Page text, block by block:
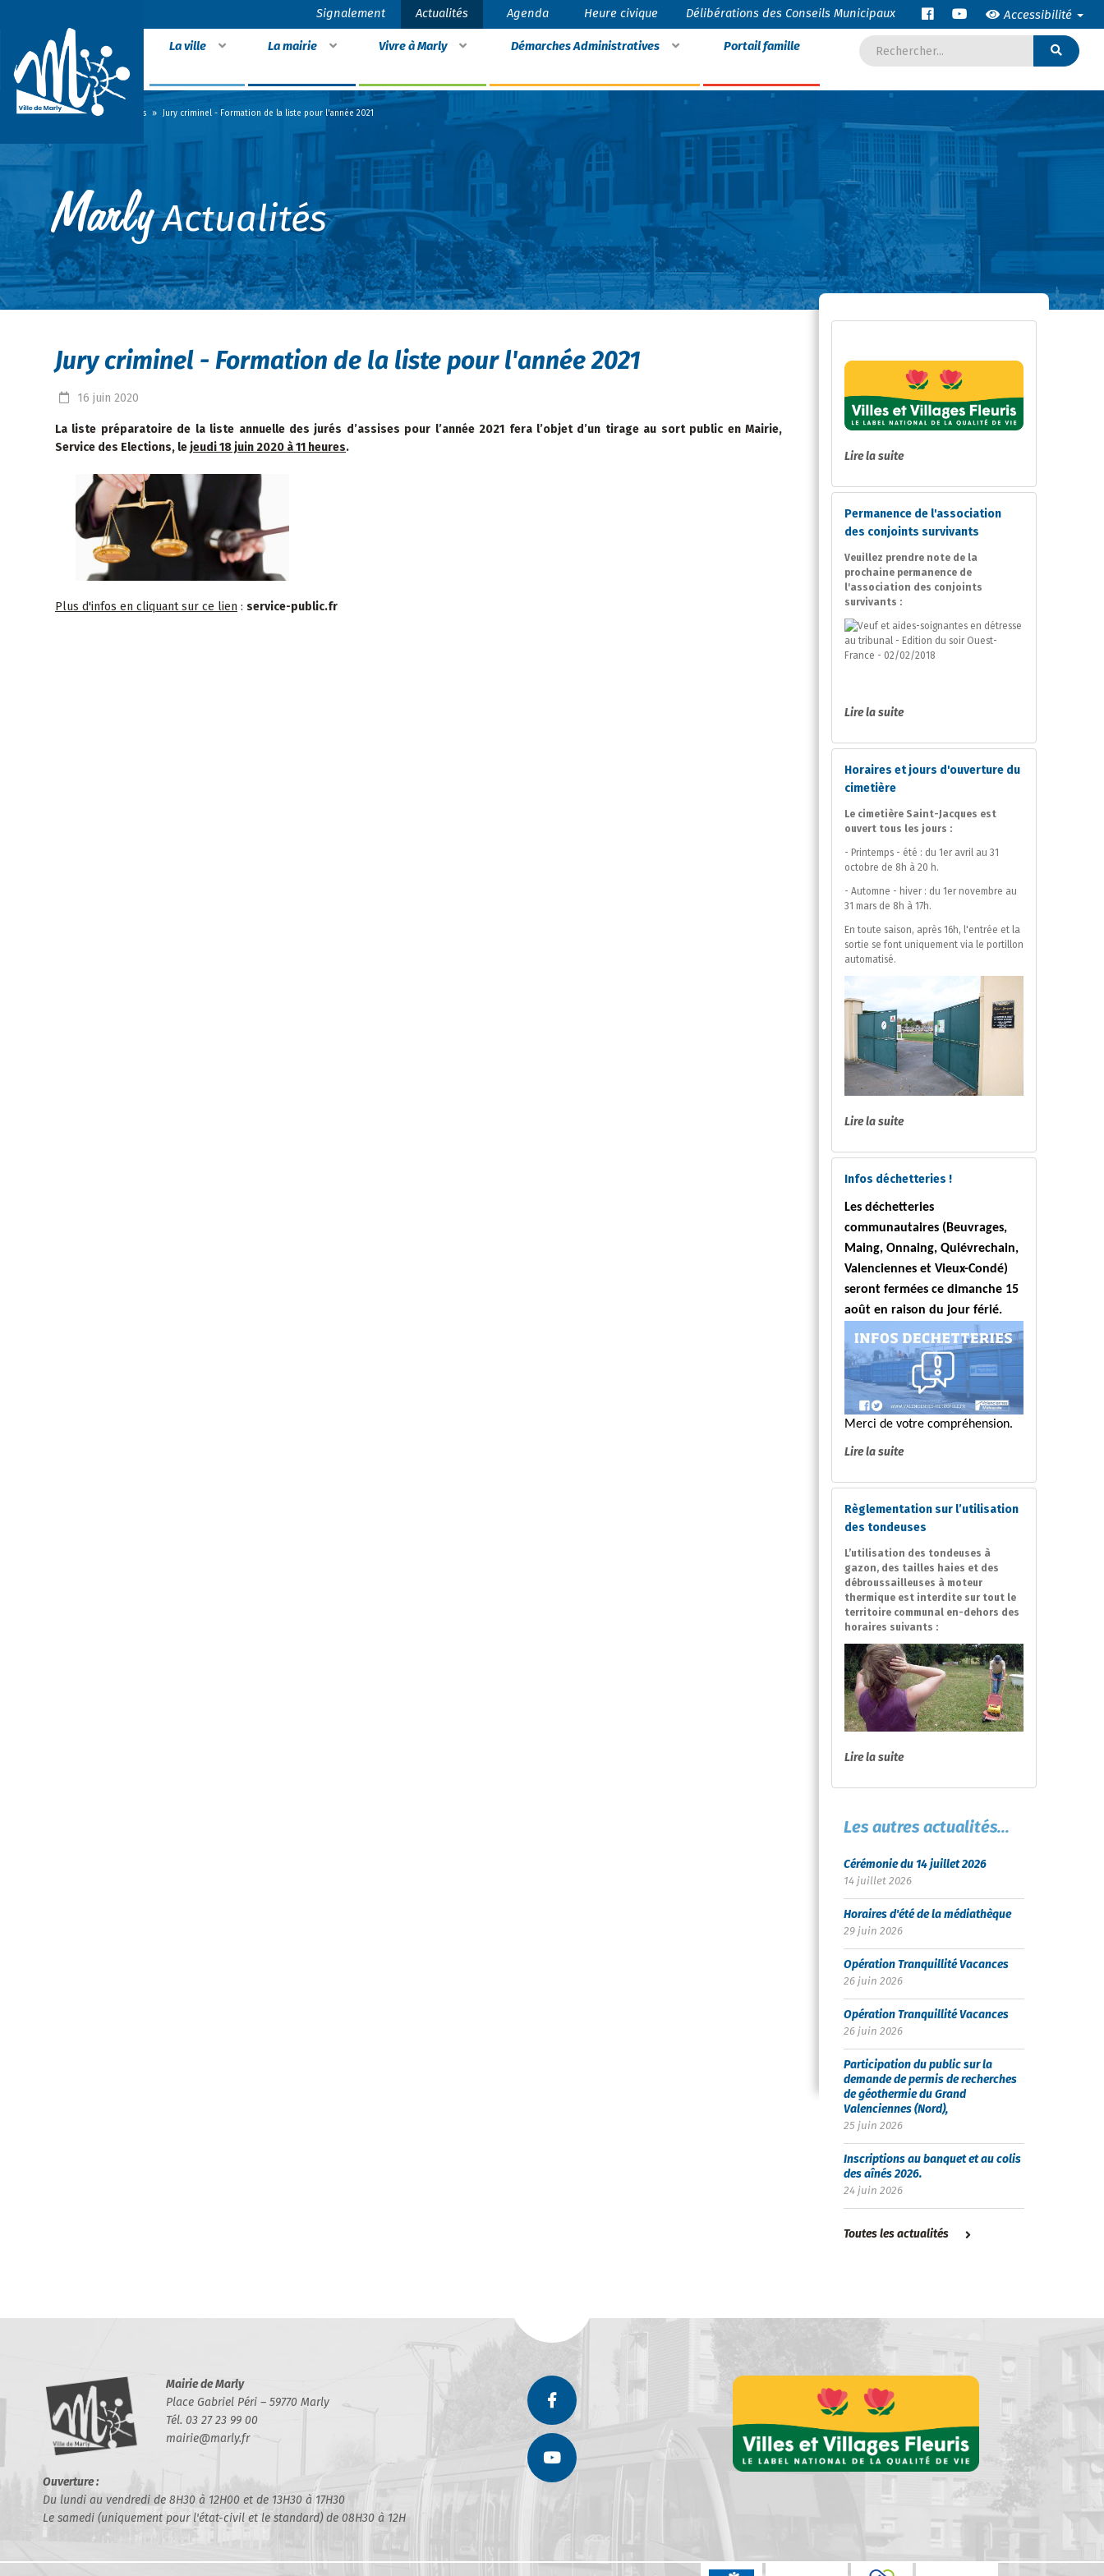
Signalement Actualités Agenda Heure civique Délibérations des Conseils Municipaux Accessibilité
La ville La mairie Vivre à Marly Démarches Administratives Portail famille
Accueil » Actualités » Jury criminel - Formation de la liste pour l'année 2021
Actualités
Jury criminel - Formation de la liste pour l'année 2021
16 juin 2020
La liste préparatoire de la liste annuelle des jurés d’assises pour l’année 2021 fera l’objet d’un tirage au sort public en Mairie,
Service des Elections, le jeudi 18 juin 2020 à 11 heures.
Plus d'infos en cliquant sur ce lien : service-public.fr
Lire la suite
Permanence de l'association
des conjoints survivants
Veuillez prendre note de la
prochaine permanence de
l'association des conjoints
survivants :
Lire la suite
Horaires et jours d'ouverture du
cimetière
Le cimetière Saint-Jacques est
ouvert tous les jours :
- Printemps - été : du 1er avril au 31
octobre de 8h à 20 h.
- Automne - hiver : du 1er novembre au
31 mars de 8h à 17h.
En toute saison, après 16h, l'entrée et la
sortie se font uniquement via le portillon
automatisé.
Lire la suite
Infos déchetteries !
Les déchetteries
communautaires (Beuvrages,
Maing, Onnaing, Quiévrechain,
Valenciennes et Vieux-Condé)
seront fermées ce dimanche 15
août en raison du jour férié.
Merci de votre compréhension.
Lire la suite
Règlementation sur l’utilisation
des tondeuses
L’utilisation des tondeuses à
gazon, des tailles haies et des
débroussailleuses à moteur
thermique est interdite sur tout le
territoire communal en-dehors des
horaires suivants :
Lire la suite
Les autres actualités...
Cérémonie du 14 juillet 2026
14 juillet 2026
Horaires d'été de la médiathèque
29 juin 2026
Opération Tranquillité Vacances
26 juin 2026
Opération Tranquillité Vacances
26 juin 2026
Participation du public sur la
demande de permis de recherches
de géothermie du Grand
Valenciennes (Nord),
25 juin 2026
Inscriptions au banquet et au colis
des aînés 2026.
24 juin 2026
Toutes les actualités
Mairie de Marly
Place Gabriel Péri – 59770 Marly
Tél. 03 27 23 99 00
mairie@marly.fr
Ouverture :
Du lundi au vendredi de 8H30 à 12H00 et de 13H30 à 17H30
Le samedi (uniquement pour l'état-civil et le standard) de 08H30 à 12H